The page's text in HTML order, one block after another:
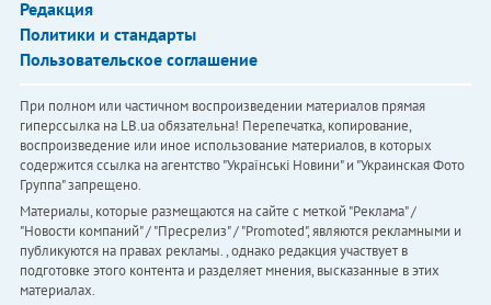
Редакция
Политики и стандарты
Пользовательское соглашение
При полном или частичном воспроизведении материалов прямая
гиперссылка на LB.ua обязательна! Перепечатка, копирование,
воспроизведение или иное использование материалов, в которых
содержится ссылка на агентство "Українськi Новини" и "Украинская Фото
Группа" запрещено.
Материалы, которые размещаются на сайте с меткой "Реклама" /
"Новости компаний" / "Пресрелиз" / "Promoted", являются рекламными и
публикуются на правах рекламы. , однако редакция участвует в
подготовке этого контента и разделяет мнения, высказанные в этих
материалах.